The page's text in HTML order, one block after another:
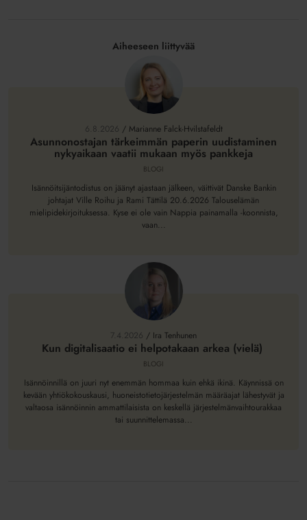
Aiheeseen liittyvää
uudistaminen
mukaan
pankkeja
6.8.2026 / Marianne Falck-Hvilstafeldt
Asunnonostajan tärkeimmän paperin uudistaminen
nykyaikaan vaatii mukaan myös pankkeja
BLOGI
Isännöitsijäntodistus on jäänyt ajastaan jälkeen, väittivät Danske Bankin
johtajat Ville Roihu ja Rami Tättilä 20.6.2026 Talouselämän
mielipidekirjoituksessa. Kyse ei ole vain Nappia painamalla -koonnista,
vaan...
helpotakaan
7.4.2026 / Ira Tenhunen
Kun digitalisaatio ei helpotakaan arkea (vielä)
BLOGI
Isännöinnillä on juuri nyt enemmän hommaa kuin ehkä ikinä. Käynnissä on
kevään yhtiökokouskausi, huoneistotietojärjestelmän määräajat lähestyvät ja
valtaosa isännöinnin ammattilaisista on keskellä järjestelmänvaihtourakkaa
tai suunnittelemassa...